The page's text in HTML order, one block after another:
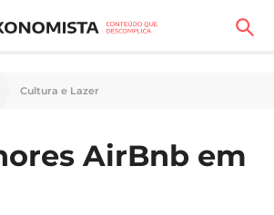
Pessoais
Cultura e Lazer
AirBnb em